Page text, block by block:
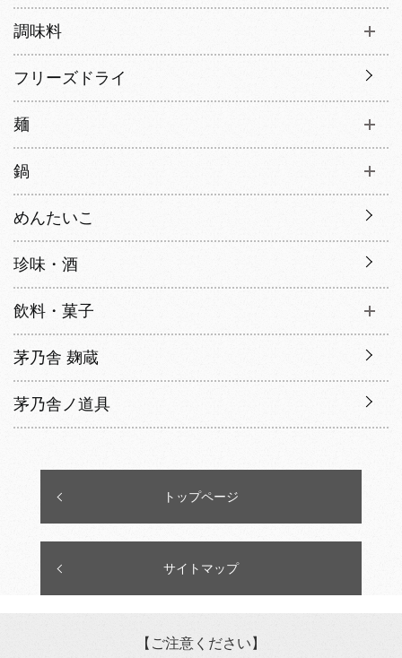
調味料
フリーズドライ
麺
鍋
めんたいこ
珍味・酒
飲料・菓子
茅乃舎 麹蔵
茅乃舎ノ道具
トップページ
サイトマップ
【ご注意ください】